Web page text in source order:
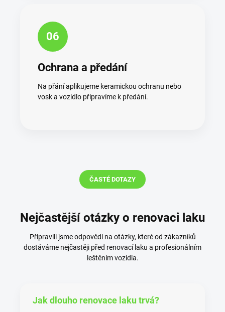
06
Ochrana a předání
Na přání aplikujeme keramickou ochranu nebo
vosk a vozidlo připravíme k předání.
ČASTÉ DOTAZY
Nejčastější otázky o renovaci laku
Připravili jsme odpovědi na otázky, které od zákazníků
dostáváme nejčastěji před renovací laku a profesionálním
leštěním vozidla.
Jak dlouho renovace laku trvá?